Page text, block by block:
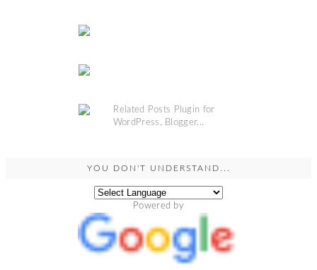
YOU DON'T UNDERSTAND...
Powered by